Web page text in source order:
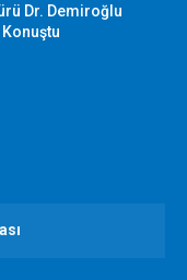
Dr. Demiroğlu
Konuştu